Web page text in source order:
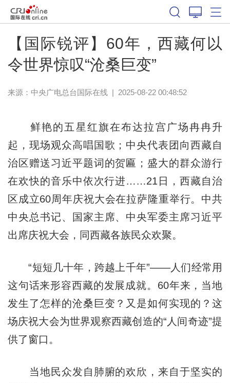
【国际锐评】60年，西藏何以
令世界惊叹“沧桑巨变”
来源：中央广电总台国际在线| 2025-08-22 00:48:52
鲜艳的五星红旗在布达拉宫广场冉冉升
起，现场观众高唱国歌；中央代表团向西藏自
治区赠送习近平题词的贺匾；盛大的群众游行
在欢快的音乐中依次行进……21日，西藏自治
区成立60周年庆祝大会在拉萨隆重举行。中共
中央总书记、国家主席、中央军委主席习近平
出席庆祝大会，同西藏各族民众欢聚。
“短短几十年，跨越上千年”——人们经常用
这句话来形容西藏的发展成就。60年来，当地
发生了怎样的沧桑巨变？又是如何实现的？这
场庆祝大会为世界观察西藏创造的“人间奇迹”提
供了窗口。
当地民众发自肺腑的欢欣，来自于坚实的